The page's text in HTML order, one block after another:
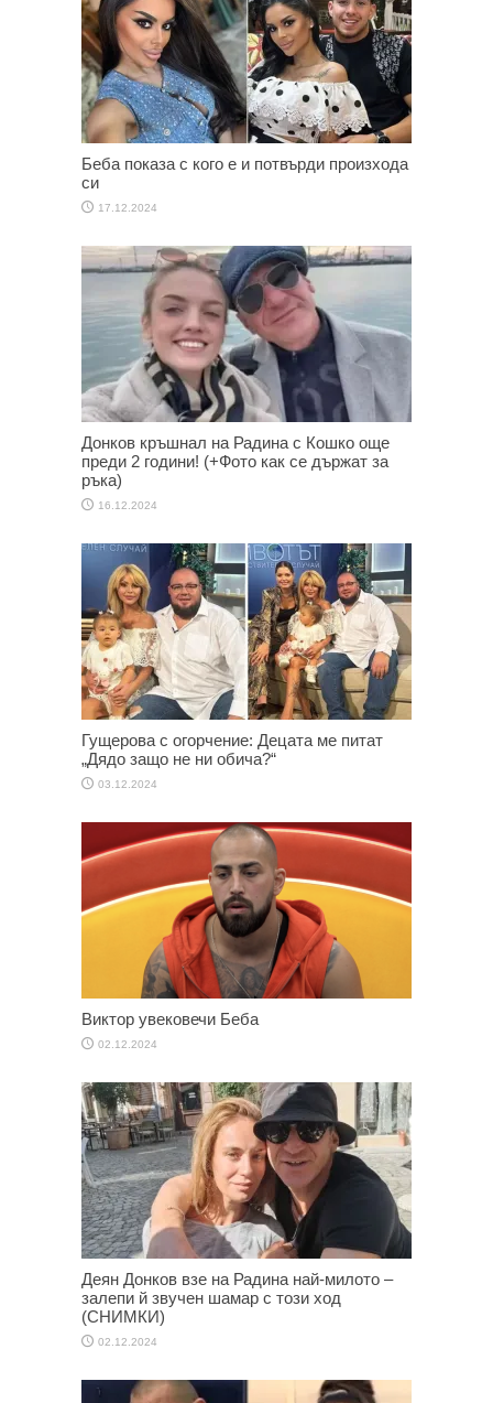
Беба показа с кого е и потвърди произхода
си
17.12.2024
Донков кръшнал на Радина с Кошко още
преди 2 години! (+Фото как се държат за
ръка)
16.12.2024
Гущерова с огорчение: Децата ме питат
„Дядо защо не ни обича?“
03.12.2024
Виктор увековечи Беба
02.12.2024
Деян Донков взе на Радина най-милото –
залепи й звучен шамар с този ход
(СНИМКИ)
02.12.2024